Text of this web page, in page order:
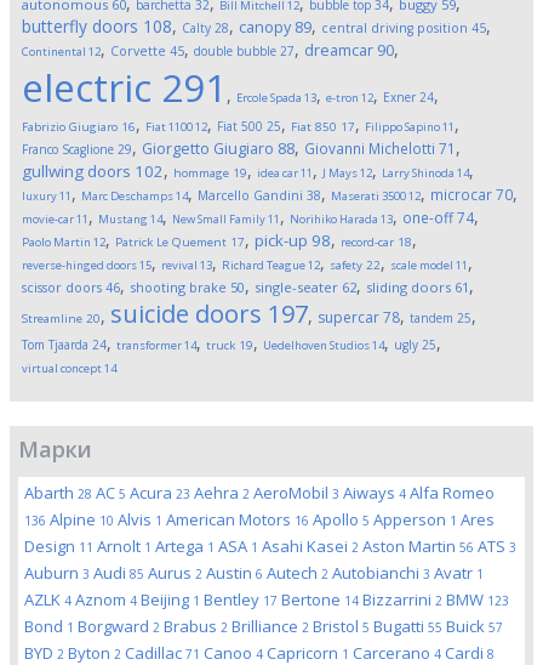
autonomous 60 barchetta 32 Bill Mitchell 12 bubble top 34 buggy 59
butterfly doors 108, Calty 28, canopy 89, central driving position 45,
Continental 12, Corvette 45, double bubble 27, dreamcar 90,
electric 291 , Ercole Spada 13, e-tron 12, Exner 24,
Fabrizio Giugiaro 16, Fiat 110012, Fiat 500 25, Fiat 850 17, Filippo Sapino11 ,
Franco Scaglione 29, Giorgetto Giugiaro 88, Giovanni Michelotti 71 ,
gullwing doors 102, hommage 19, idea car11 , J Mays12, Larry Shinoda 14,
luxury11 , Marc Deschamps14, Marcello Gandini 38, Maserati 350012, microcar70,
movie-car11 , Mustang 14, New Small Family11 , Norihiko Harada 13, one-off74,
Paolo Martin 12, Patrick Le Quement 17, pick-up 98, record-car 18,
reverse-hinged doors15, revival 13, Richard Teague12, safety 22, scale model 11 ,
scissor doors 46, shooting brake 50, single-seater 62, sliding doors 61 ,
Streamline 20, suicide doors 197, supercar78, tandem 25,
Tom Tjaarda 24, transformer14, truck 19, Uedelhoven Studios14, ugly 25,
virtual concept14
Марки
Abarth 28 AC 5 Acura 23 Aehra 2 AeroMobil 3 Aiways 4 Alfa Romeo
136 Alpine 10 Alvis 1 American Motors 16 Apollo 5 Apperson 1 Ares
Design 11 Arnolt 1 Artega 1 ASA 1 Asahi Kasei 2 Aston Martin 56 ATS 3
Auburn 3 Audi 85 Aurus 2 Austin 6 Autech 2 Autobianchi 3 Avatr 1
AZLK 4 Aznom 4 Beijing 1 Bentley 17 Bertone 14 Bizzarrini 2 BMW 123
Bond 1 Borgward 2 Brabus 2 Brilliance 2 Bristol 5 Bugatti 55 Buick 57
BYD 2 Byton 2 Cadillac 71 Canoo 4 Capricorn 1 Carcerano 4 Cardi 8